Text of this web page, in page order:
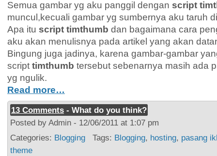
Semua gambar yg aku panggil dengan script
muncul,kecuali gambar yg sumbernya aku taruh
Apa itu script timthumb dan bagaimana cara
aku akan menulisnya pada artikel yang akan
Bingung juga jadinya, karena gambar-gambar
script timthumb tersebut sebenarnya masih ada
yg ngulik.
Read more…
13 Comments - What do you think?
Posted by Admin - 12/06/2011 at 1:07 pm
Categories: Blogging Tags: Blogging, hosting, pasang
theme